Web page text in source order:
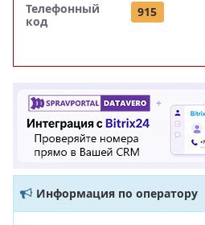
Телефонный
код
915
Информация по оператору